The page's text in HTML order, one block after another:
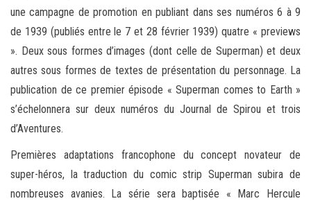
une campagne de promotion en publiant dans ses numéros 6 à 9
de 1939 (publiés entre le 7 et 28 février 1939) quatre « previews
». Deux sous formes d’images (dont celle de Superman) et deux
autres sous formes de textes de présentation du personnage. La
publication de ce premier épisode « Superman comes to Earth »
s’échelonnera sur deux numéros du Journal de Spirou et trois
d’Aventures.
Premières adaptations francophone du concept novateur de
super-héros, la traduction du comic strip Superman subira de
nombreuses avanies. La série sera baptisée « Marc Hercule